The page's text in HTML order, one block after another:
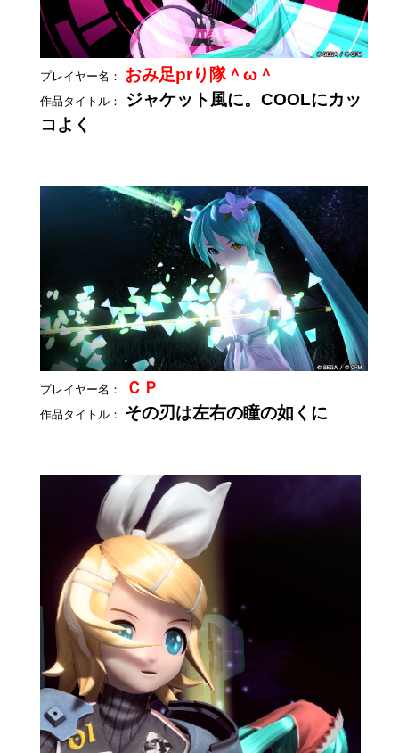
プレイヤー名： おみ足prり隊＾ω＾
作品タイトル：
ジャケット風に。COOLにカッ
コよく
プレイヤー名： ＣＰ
作品タイトル： その刃は左右の瞳の如くに